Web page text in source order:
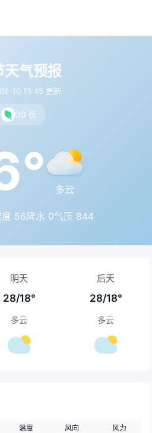
天气预报
10 13:45 更新
30 优
多云
度 56降水 0气压 844
明天
28/18°
多云
后天
28/18°
多云
温度 风向 风力